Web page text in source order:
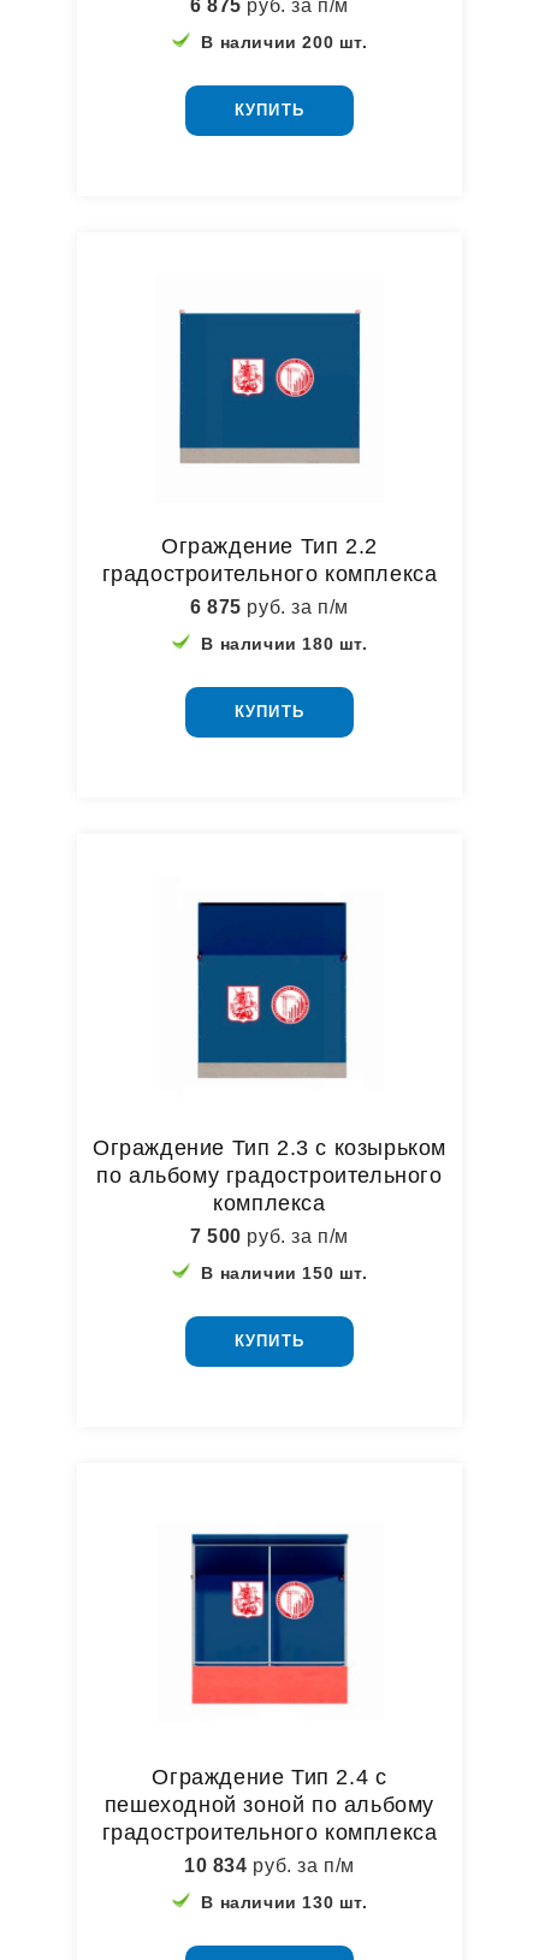
6 875 руб. за п/м
В наличии 200 шт.
КУПИТЬ
Ограждение Тип 2.2
градостроительного комплекса
6 875 руб. за п/м
В наличии 180 шт.
КУПИТЬ
Ограждение Тип 2.3 с козырьком
по альбому градостроительного
комплекса
7 500 руб. за п/м
В наличии 150 шт.
КУПИТЬ
Ограждение Тип 2.4 с
пешеходной зоной по альбому
градостроительного комплекса
10 834 руб. за п/м
В наличии 130 шт.